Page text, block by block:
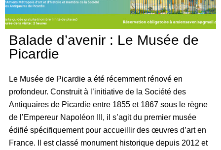
Balade d’avenir : Le Musée de
Picardie
Le Musée de Picardie a été récemment rénové en
profondeur. Construit à l’initiative de la Société des
Antiquaires de Picardie entre 1855 et 1867 sous le règne
de l’Empereur Napoléon III, il s’agit du premier musée
édifié spécifiquement pour accueillir des œuvres d’art en
France. Il est classé monument historique depuis 2012 et